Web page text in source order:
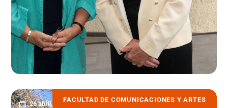
FACULTAD DE COMUNICACIONES Y ARTES
26 abril, 2023